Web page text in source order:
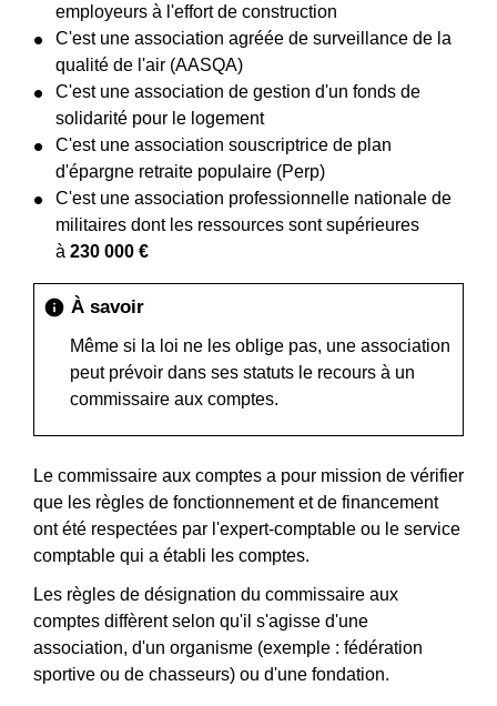
employeurs à l'effort de construction
C'est une association agréée de surveillance de la
qualité de l'air (AASQA)
C'est une association de gestion d'un fonds de
solidarité pour le logement
C'est une association souscriptrice de plan
d'épargne retraite populaire (Perp)
C'est une association professionnelle nationale de
militaires dont les ressources sont supérieures
à 230 000 €
info À savoir
Même si la loi ne les oblige pas, une association
peut prévoir dans ses statuts le recours à un
commissaire aux comptes.
Le commissaire aux comptes a pour mission de vérifier
que les règles de fonctionnement et de financement
ont été respectées par l'expert-comptable ou le service
comptable qui a établi les comptes.
Les règles de désignation du commissaire aux
comptes diffèrent selon qu'il s'agisse d'une
association, d'un organisme (exemple : fédération
sportive ou de chasseurs) ou d'une fondation.